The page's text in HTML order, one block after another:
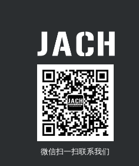
模具货架
微信扫一扫联系我们